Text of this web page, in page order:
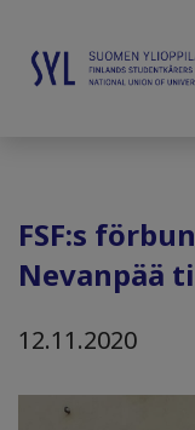
FSF:s
Nevanpää
12.11.2020